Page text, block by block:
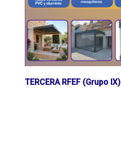
TERCERA RFEF (Grupo IX)